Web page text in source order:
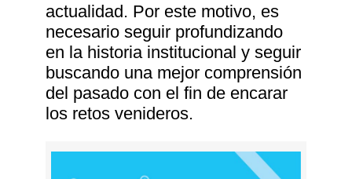
actualidad. Por este motivo, es
necesario seguir profundizando
en la historia institucional y seguir
buscando una mejor comprensión
del pasado con el fin de encarar
los retos venideros.